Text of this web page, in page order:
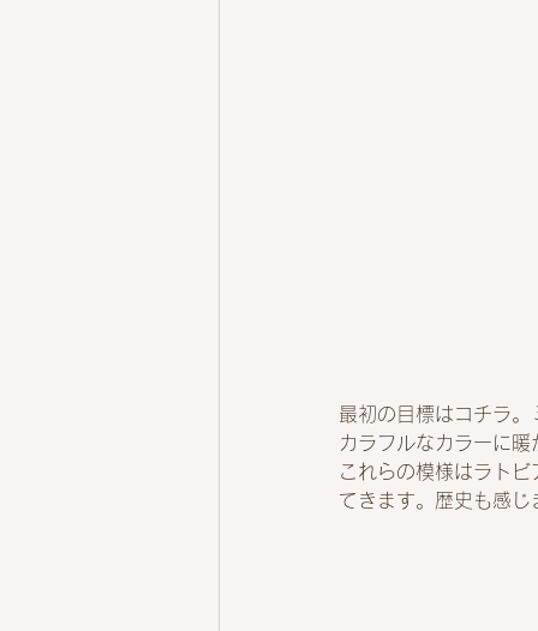
最初の目標はコチラ
カラフルなカラーに
これらの模様はラト
てきます。歴史も感じ